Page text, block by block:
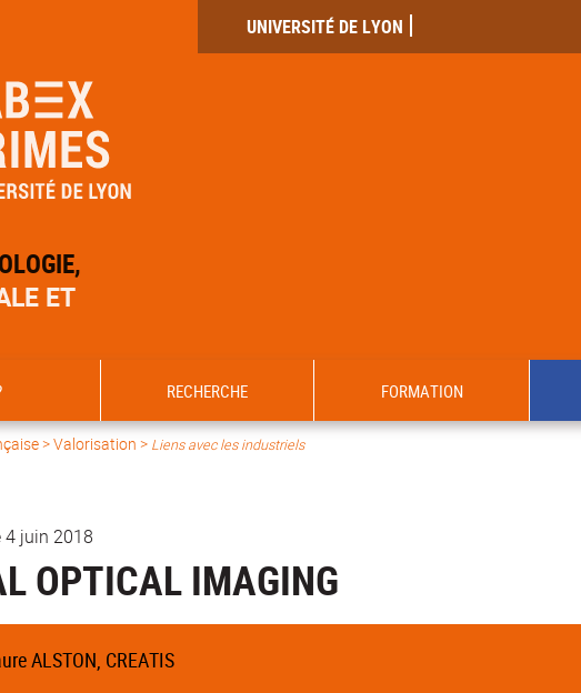
ET
UNIVERSITÉ DE LYON
RECHERCHE FORMATION
> Valorisation > Liens avec les industriels
4 juin 2018
OPTICAL IMAGING
ALSTON, CREATIS